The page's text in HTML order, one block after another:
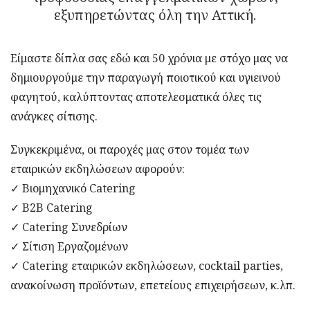
εξυπηρετώντας όλη την Αττική.
Είμαστε δίπλα σας εδώ και 50 χρόνια με στόχο μας να
δημιουργούμε την παραγωγή ποιοτικού και υγιεινού
φαγητού, καλύπτοντας αποτελεσματικά όλες τις
ανάγκες σίτισης.
Συγκεκριμένα, οι παροχές μας στον τομέα των
εταιρικών εκδηλώσεων αφορούν:
✓ Βιομηχανικό Catering
✓ B2Β Catering
✓ Catering Συνεδρίων
✓ Σίτιση Εργαζομένων
✓ Catering εταιρικών εκδηλώσεων, cocktail parties,
ανακοίνωση προϊόντων, επετείους επιχειρήσεων, κ.λπ.